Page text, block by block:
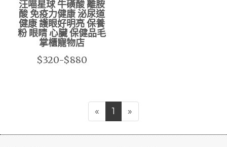
汪喵星球 牛磺酸 離胺
酸 免疫力健康 泌尿道
健康 護眼好明亮 保養
粉 眼睛 心臟 保健品毛
掌櫃寵物店
$320-$880
« 1 »